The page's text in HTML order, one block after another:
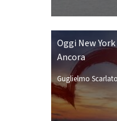
Oggi New
Ancora
Guglielmo Scarlato